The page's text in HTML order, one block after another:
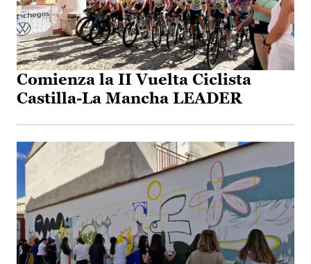
Comienza la II Vuelta Ciclista
Castilla-La Mancha LEADER